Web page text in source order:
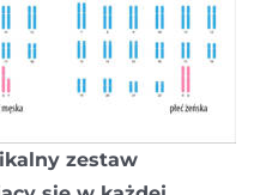
zestaw